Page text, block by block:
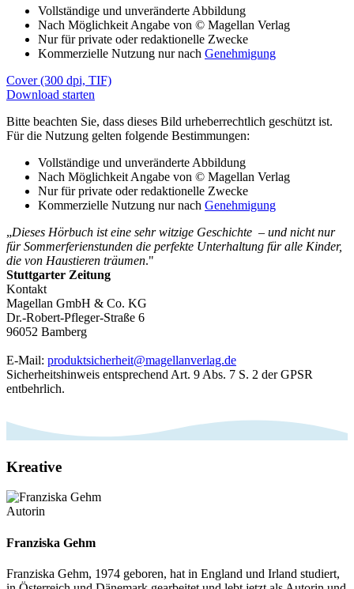
Vollständige und unveränderte Abbildung
Nach Möglichkeit Angabe von © Magellan Verlag
Nur für private oder redaktionelle Zwecke
Kommerzielle Nutzung nur nach Genehmigung
Cover (300 dpi, TIF)
Download starten
Bitte beachten Sie, dass dieses Bild urheberrechtlich geschützt ist.
Für die Nutzung gelten folgende Bestimmungen:
Vollständige und unveränderte Abbildung
Nach Möglichkeit Angabe von © Magellan Verlag
Nur für private oder redaktionelle Zwecke
Kommerzielle Nutzung nur nach Genehmigung
„Dieses Hörbuch ist eine sehr witzige Geschichte – und nicht nur
für Sommerferienstunden die perfekte Unterhaltung für alle Kinder,
die von Haustieren träumen."
Stuttgarter Zeitung
Kontakt
Magellan GmbH & Co. KG
Dr.-Robert-Pfleger-Straße 6
96052 Bamberg
E-Mail: produktsicherheit@magellanverlag.de
Sicherheitshinweis entsprechend Art. 9 Abs. 7 S. 2 der GPSR
entbehrlich.
Kreative
Autorin
Franziska Gehm
Franziska Gehm, 1974 geboren, hat in England und Irland studiert,